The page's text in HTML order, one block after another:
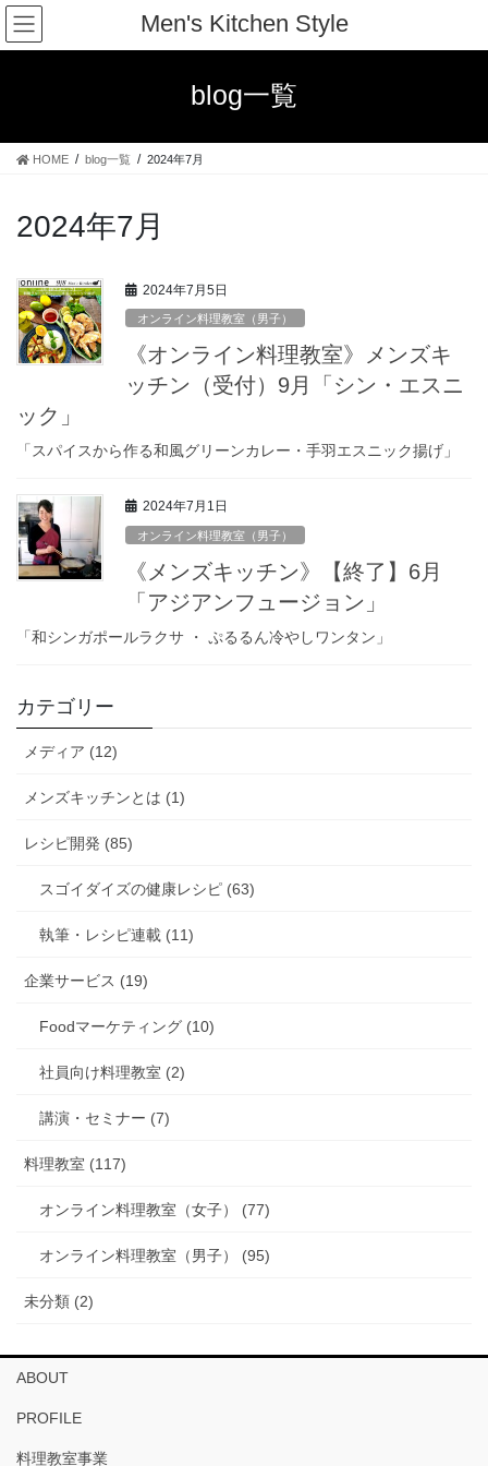
コ
ン
テ
ス
ナ
ビ
ゲ
ン
Men's Kitchen Style
blog一覧
HOME blog一覧 2024年7月
2024年7月
2024年7月5日
オンライン料理教室（男子）
《オンライン料理教室》メンズキ
ッチン（受付）9月「シン・エスニ
ック」
「スパイスから作る和風グリーンカレー・手羽エスニック揚げ」
2024年7月1日
オンライン料理教室（男子）
《メンズキッチン》【終了】6月
「アジアンフュージョン」
「和シンガポールラクサ ・ ぷるるん冷やしワンタン」
カテゴリー
メディア (12)
メンズキッチンとは (1)
レシピ開発 (85)
スゴイダイズの健康レシピ (63)
執筆・レシピ連載 (11)
企業サービス (19)
Foodマーケティング (10)
社員向け料理教室 (2)
講演・セミナー (7)
料理教室 (117)
オンライン料理教室（女子） (77)
オンライン料理教室（男子） (95)
未分類 (2)
ABOUT
PROFILE
料理教室事業